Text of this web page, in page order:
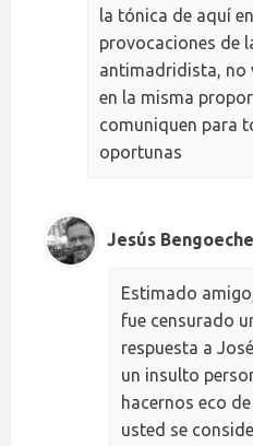
la tónica de aquí
provocaciones de
antimadridista, no
en la misma
comuniquen para
oportunas
Jesús
Estimado
fue censurado
respuesta a
un insulto
hacernos eco
usted se